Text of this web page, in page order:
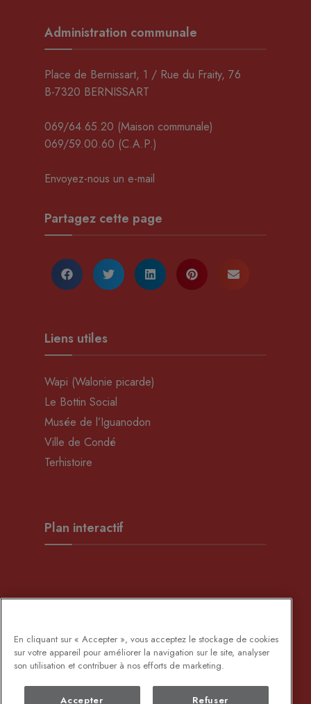
Administration communale
Place de Bernissart, 1 / Rue du Fraity, 76
B-7320 BERNISSART
069/64.65.20 (Maison communale)
069/59.00.60 (C.A.P.)
Envoyez-nous un e-mail
Partagez cette page
Liens utiles
Wapi (Walonie picarde)
Le Bottin Social
Musée de l’Iguanodon
Ville de Condé
Terhistoire
Plan interactif
En cliquant sur « Accepter », vous acceptez le stockage de cookies
sur votre appareil pour améliorer la navigation sur le site, analyser
son utilisation et contribuer à nos efforts de marketing.
Accepter Refuser